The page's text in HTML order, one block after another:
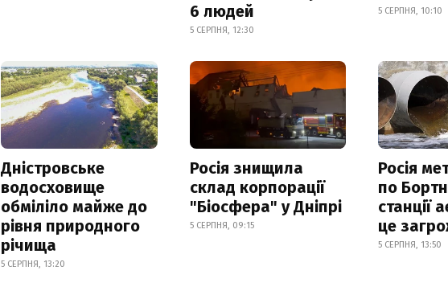
6 людей
5 СЕРПНЯ, 12:30
5 СЕРПНЯ, 10:10
Дністровське
водосховище
обміліло майже до
рівня природного
річища
5 СЕРПНЯ, 13:20
Росія знищила
склад корпорації
"Біосфера" у Дніпрі
5 СЕРПНЯ, 09:15
Росія
по
станції
це
5 СЕРПНЯ, 13:50